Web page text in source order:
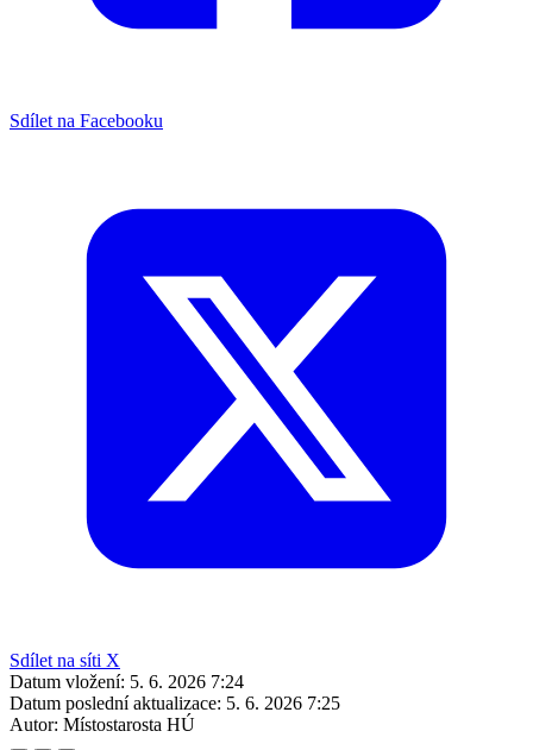
Sdílet na Facebooku
Sdílet na síti X
Datum vložení: 5. 6. 2026 7:24
Datum poslední aktualizace: 5. 6. 2026 7:25
Autor: Místostarosta HÚ